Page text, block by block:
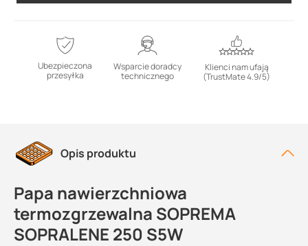
Ubezpieczona
przesyłka
Wsparcie doradcy
technicznego
Klienci nam ufają
(TrustMate 4.9/5)
Opis produktu
Papa nawierzchniowa
termozgrzewalna SOPREMA
SOPRALENE 250 S5W